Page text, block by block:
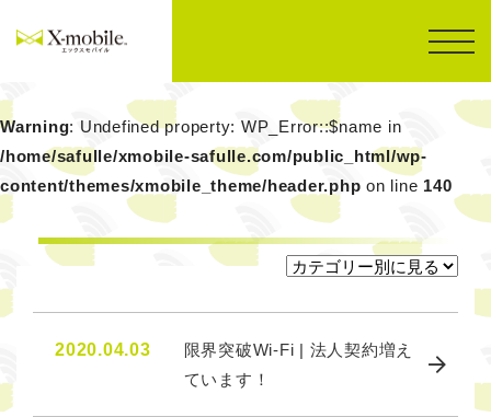
Warning: Undefined property: WP_Error::$name in
/home/safulle/xmobile-safulle.com/public_html/wp-
content/themes/xmobile_theme/header.php on line 140
2020.04.03
限界突破Wi-Fi | 法人契約増え
ています！